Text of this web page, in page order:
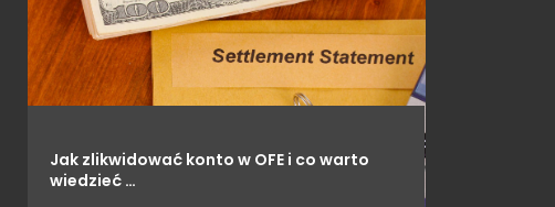
Jak zlikwidować konto w OFE i co warto
wiedzieć …